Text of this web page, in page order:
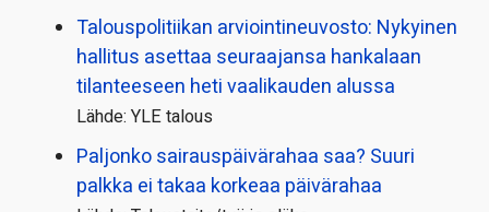
Talous­politiikan arviointi­neuvosto: Nykyinen
hallitus asettaa seuraajansa hankalaan
tilanteeseen heti vaalikauden alussa
Lähde: YLE talous
Paljonko sairauspäivä­rahaa saa? Suuri
palkka ei takaa korkeaa päivärahaa